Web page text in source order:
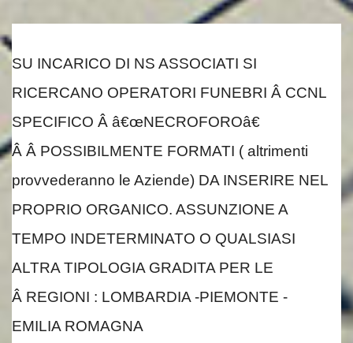
SU INCARICO DI NS ASSOCIATI SI
RICERCANO OPERATORI FUNEBRI Â CCNL
SPECIFICO Â â€œNECROFOROâ€
Â Â POSSIBILMENTE FORMATI ( altrimenti
provvederanno le Aziende) DA INSERIRE NEL
PROPRIO ORGANICO. ASSUNZIONE A
TEMPO INDETERMINATO O QUALSIASI
ALTRA TIPOLOGIA GRADITA PER LE
Â REGIONI : LOMBARDIA -PIEMONTE -
EMILIA ROMAGNA